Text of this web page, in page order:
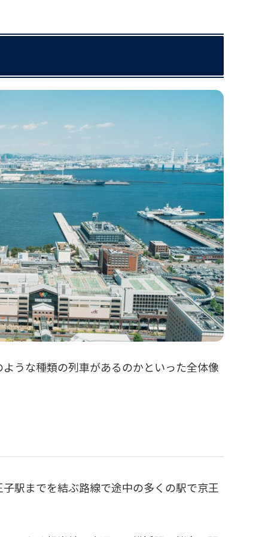
うな種類の列車があるのかといった全体像
駅までを結ぶ路線で途中の多くの駅で京王